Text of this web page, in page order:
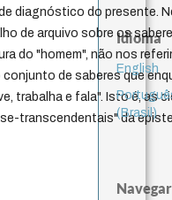
diagnóstico do presente.
de arquivo sobre os
do "homem", não nos
conjunto de saberes que
trabalha e fala". Isto é, as
transcendentais" da
Idioma
English
(Brasil)
Navegar